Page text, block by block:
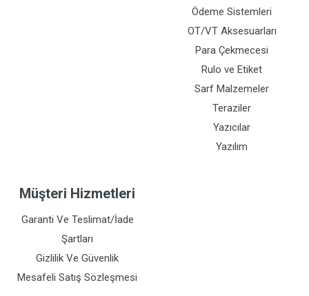
Ödeme Sistemleri
OT/VT Aksesuarları
Para Çekmecesi
Rulo ve Etiket
Sarf Malzemeler
Teraziler
Yazıcılar
Yazılım
Müşteri Hizmetleri
Garanti Ve Teslimat/İade
Şartları
Gizlilik Ve Güvenlik
Mesafeli Satış Sözleşmesi